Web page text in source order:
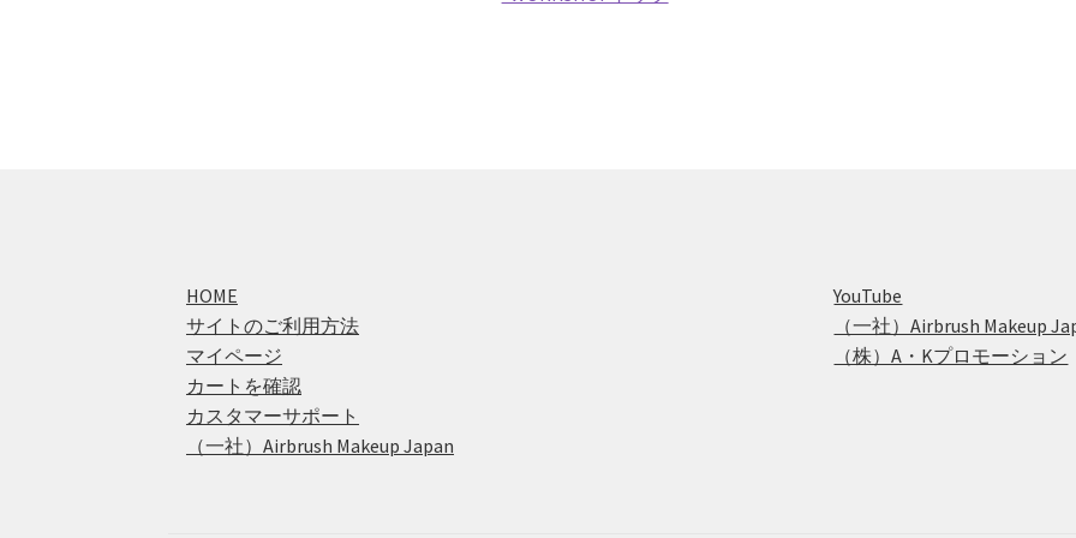
HOME
サイトのご利用方法
マイページ
カートを確認
カスタマーサポート
（一社）Airbrush Makeup Japan
YouTube
（一社）Airbrush Makeup
（株）A・Kプロモーション